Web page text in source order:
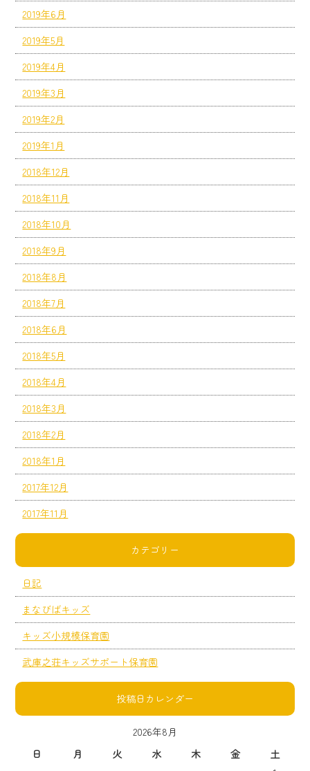
2019年6月
2019年5月
2019年4月
2019年3月
2019年2月
2019年1月
2018年12月
2018年11月
2018年10月
2018年9月
2018年8月
2018年7月
2018年6月
2018年5月
2018年4月
2018年3月
2018年2月
2018年1月
2017年12月
2017年11月
カテゴリー
日記
まなびばキッズ
キッズ小規模保育園
武庫之荘キッズサポート保育園
投稿日カレンダー
2026年8月
日
月 火 水 木 金
土